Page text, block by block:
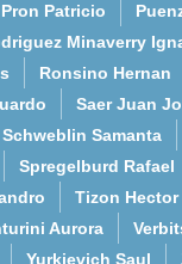
Pron Patricio
Minaverry
Ronsino Hernan
Saer Juan
Schweblin Samanta
Spregelburd Rafael
Tizon Hector
Aurora
Yurkievich Saul